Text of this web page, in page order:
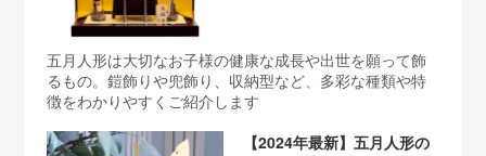
五月人形は大切なお子様の健康な成長や出世を願って飾
るもの。鎧飾りや兜飾り、収納型など、多彩な種類や特
徴をわかりやすくご紹介します
【2024年最新】五月人形の